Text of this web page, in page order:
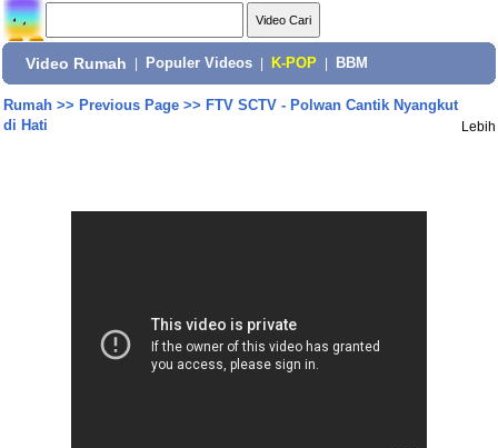
Video Rumah Populer Videos K-POP BBM
Rumah>> Previous Page>> FTV SCTV - Polwan Cantik Nyangkut
di Hati
Lebih